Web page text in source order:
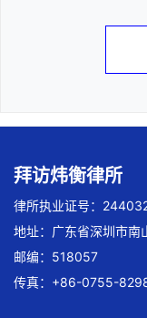
拜访炜衡律所
律所执业证号：
地址：广东省深圳市南
邮编：518057
传真：+86-0755-